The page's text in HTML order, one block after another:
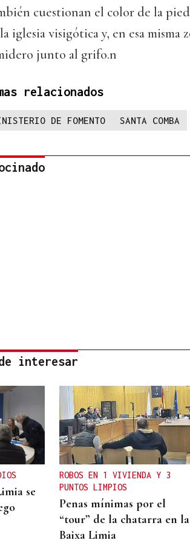
cuestionan el color de la
iglesia visigótica y, en esa
junto al grifo.n
relacionados
DE FOMENTO SANTA COMBA
interesar
se
ROBOS EN 1 VIVIENDA Y 3
PUNTOS LIMPIOS
Penas mínimas por el
“tour” de la chatarra en la
Baixa Limia